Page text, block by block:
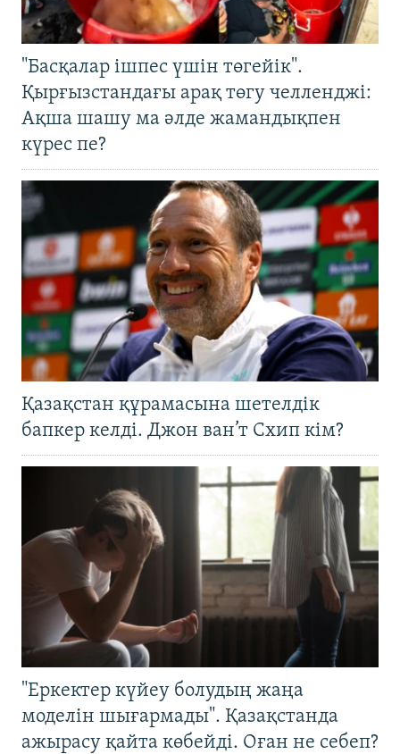
"Басқалар ішпес үшін төгейік".
Қырғызстандағы арақ төгу челленджі:
Ақша шашу ма әлде жамандықпен
күрес пе?
Қазақстан құрамасына шетелдік
бапкер келді. Джон ван’т Схип кім?
"Еркектер күйеу болудың жаңа
моделін шығармады". Қазақстанда
ажырасу қайта көбейді. Оған не себеп?